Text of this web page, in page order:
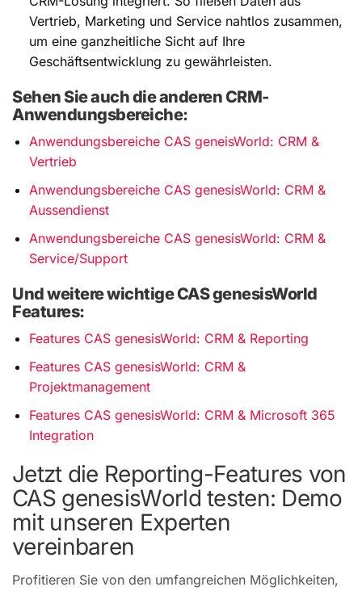
Vertrieb, Marketing und Service nahtlos zusammen,
um eine ganzheitliche Sicht auf Ihre
Geschäftsentwicklung zu gewährleisten.
Sehen Sie auch die anderen CRM-
Anwendungsbereiche:
Anwendungsbereiche CAS geneisWorld: CRM &
Vertrieb
Anwendungsbereiche CAS genesisWorld: CRM &
Aussendienst
Anwendungsbereiche CAS genesisWorld: CRM &
Service/Support
Und weitere wichtige CAS genesisWorld
Features:
Features CAS genesisWorld: CRM & Reporting
Features CAS genesisWorld: CRM &
Projektmanagement
Features CAS genesisWorld: CRM & Microsoft 365
Integration
Jetzt die Reporting-Features von
CAS genesisWorld testen: Demo
mit unseren Experten
vereinbaren
Profitieren Sie von den umfangreichen Möglichkeiten,